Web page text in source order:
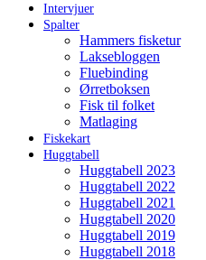
Intervjuer
Spalter
Hammers fisketur
Laksebloggen
Fluebinding
Ørretboksen
Fisk til folket
Matlaging
Fiskekart
Huggtabell
Huggtabell 2023
Huggtabell 2022
Huggtabell 2021
Huggtabell 2020
Huggtabell 2019
Huggtabell 2018